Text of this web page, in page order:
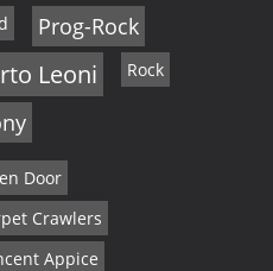
Prog-Rock
Leoni Rock
Door
Crawlers
Appice